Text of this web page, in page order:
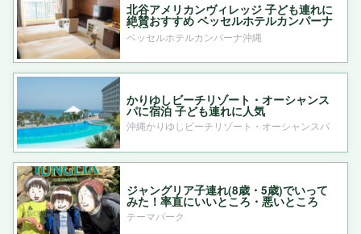
北谷アメリカンヴィレッジ 子ども連れに
絶賛おすすめ ベッセルホテルカンパーナ
沖縄
ベッセルホテルカンパーナ沖縄
かりゆしビーチリゾート・オーシャンス
パに宿泊 子ども連れに人気
沖縄かりゆしビーチリゾート・オーシャンスパ
ジャングリア子連れ(8歳・5歳)でいって
みた！率直にいいところ・悪いところ
テーマパーク